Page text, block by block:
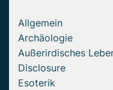
Allgemein
Archäologie
Außerirdisches
Disclosure
Esoterik